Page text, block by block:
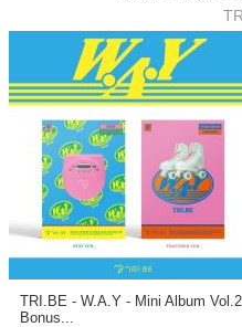
TRI.BE - W.A.Y - Mini Album
Bonus...